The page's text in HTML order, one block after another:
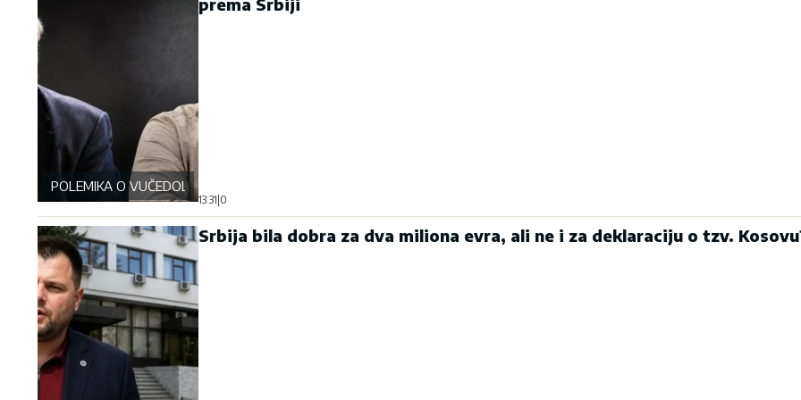
POLEMIKA O VUČEDOLSKOJ BICI
13:31 0
Srbija bila dobra za dva miliona evra, ali ne i za deklaraciju o tzv.